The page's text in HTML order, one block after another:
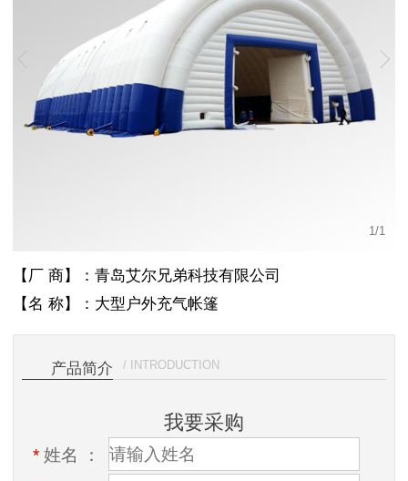
1/1
【厂 商】：青岛艾尔兄弟科技有限公司
【名 称】：大型户外充气帐篷
产品简介 / INTRODUCTION
我要采购
* 姓名 ：